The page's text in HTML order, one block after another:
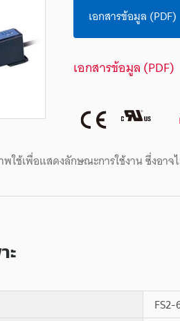
พใช้เพื่อแสดงลักษณะการใช้งาน ซึ่งอ
เอกสารข้อมูล (PDF)
เอกสารข้อมูล (PDF)
ะ